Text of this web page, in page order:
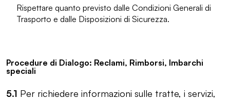
Rispettare quanto previsto dalle Condizioni Generali di
Trasporto e dalle Disposizioni di Sicurezza.
Procedure di Dialogo: Reclami, Rimborsi, Imbarchi
speciali
5.1 Per richiedere informazioni sulle tratte, i servizi,